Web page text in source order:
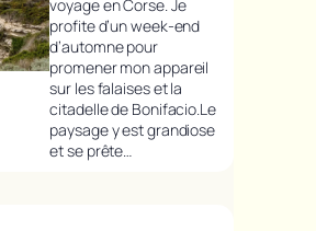
voyage en Corse. Je
profite d’un week-end
d’automne pour
promener mon appareil
sur les falaises et la
citadelle de Bonifacio.Le
paysage y est grandiose
et se prête…